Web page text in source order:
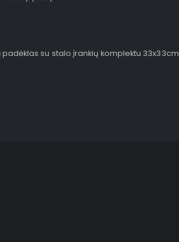
5
padėklas su stalo įrankių komplektu 33x33cm
5